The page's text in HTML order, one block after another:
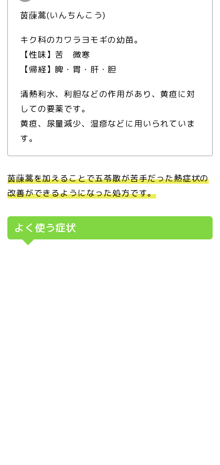
茵蔯蒿(いんちんこう)
キク科のカワラヨモギの幼苗。
【性味】苦 微寒
【帰経】脾・胃・肝・胆
清熱利水、利胆などの作用があり、黄疸に対
しての要薬です。
黄疸、尿量減少、湿疹などに用いられていま
す。
茵蔯蒿を加えることで五苓散が苦手だった熱症状の
改善ができるようになった処方です。
よく使う症状